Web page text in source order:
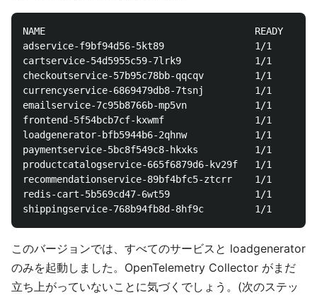
NAME                                     READY   STATUS
adservice-f9bf94d56-5kt89                1/1
cartservice-54d5955c59-7lrk9             1/1
checkoutservice-57b95c78bb-qqcqv         1/1
currencyservice-6869479db8-7tsnj         1/1
emailservice-7c95b8766b-mp5vn            1/1
frontend-5f54bcb7cf-kxwmf                1/1
loadgenerator-bfb5944b6-2qhnw            1/1
paymentservice-5bc8f549c8-hkxks          1/1
productcatalogservice-665f6879d6-kv29f   1/1
recommendationservice-89bf4bfc5-ztcrr    1/1
redis-cart-5b569cd47-6wt59               1/1
このバージョンでは、すべてのサービスと loadgenerator
のみを起動しました。OpenTelemetry Collector がまだ
立ち上がっていないことに気づくでしょう。(次のステッ